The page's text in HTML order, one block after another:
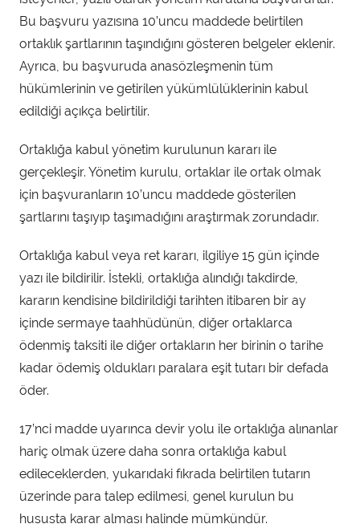
Bu başvuru yazısına 10’uncu maddede belirtilen
ortaklık şartlarının taşındığını gösteren belgeler eklenir.
Ayrıca, bu başvuruda anasözleşmenin tüm
hükümlerinin ve getirilen yükümlülüklerinin kabul
edildiği açıkça belirtilir.
Ortaklığa kabul yönetim kurulunun kararı ile
gerçekleşir. Yönetim kurulu, ortaklar ile ortak olmak
için başvuranların 10’uncu maddede gösterilen
şartlarını taşıyıp taşımadığını araştırmak zorundadır.
Ortaklığa kabul veya ret kararı, ilgiliye 15 gün içinde
yazı ile bildirilir. İstekli, ortaklığa alındığı takdirde,
kararın kendisine bildirildiği tarihten itibaren bir ay
içinde sermaye taahhüdünün, diğer ortaklarca
ödenmiş taksiti ile diğer ortakların her birinin o tarihe
kadar ödemiş oldukları paralara eşit tutarı bir defada
öder.
17’nci madde uyarınca devir yolu ile ortaklığa alınanlar
hariç olmak üzere daha sonra ortaklığa kabul
edileceklerden, yukarıdaki fıkrada belirtilen tutarın
üzerinde para talep edilmesi, genel kurulun bu
hususta karar alması halinde mümkündür.